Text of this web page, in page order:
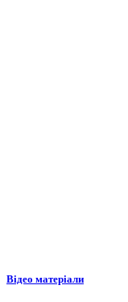
Відео матеріали